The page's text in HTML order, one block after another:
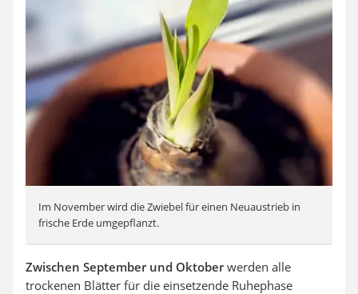
Im November wird die Zwiebel für einen Neuaustrieb in
frische Erde umgepflanzt.
Zwischen September und Oktoberwerden alle
trockenen Blätter für die einsetzende Ruhephase